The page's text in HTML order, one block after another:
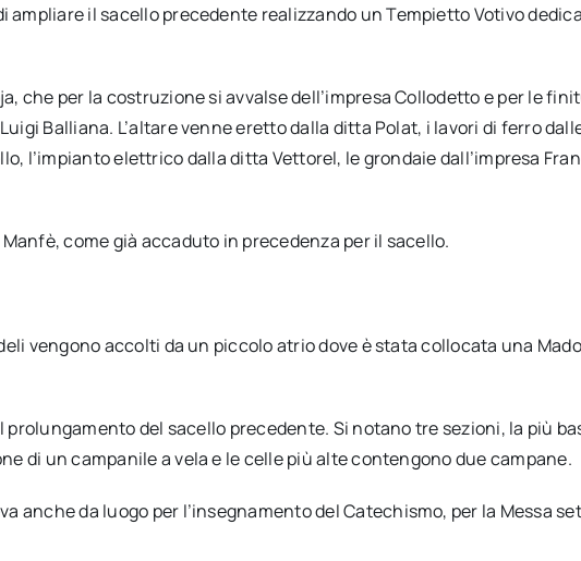
il sacello precedente realizzando un Tempietto Votivo
che per la costruzione si avvalse dell’impresa Collodetto e per le
Balliana. L’altare venne eretto dalla ditta Polat, i lavori di ferro
l’impianto elettrico dalla ditta Vettorel, le grondaie dall’impresa
come già accaduto in precedenza per il sacello.
vengono accolti da un piccolo atrio dove è stata collocata una
del sacello precedente. Si notano tre sezioni, la più
di un campanile a vela e le celle più alte contengono due campane.
anche da luogo per l’insegnamento del Catechismo, per la Messa